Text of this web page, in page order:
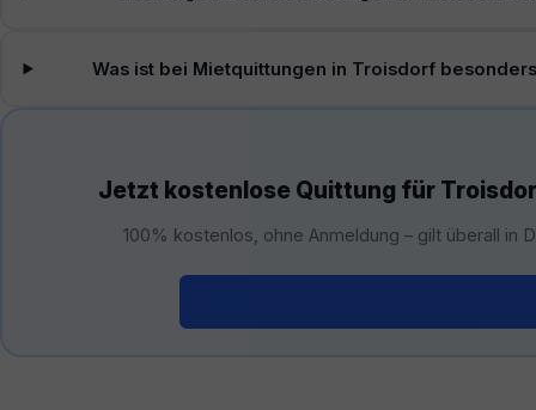
Was ist bei Mietquittungen in Troisdorf
Jetzt kostenlose Quittung für
100% kostenlos, ohne Anmeldung – gilt überall in